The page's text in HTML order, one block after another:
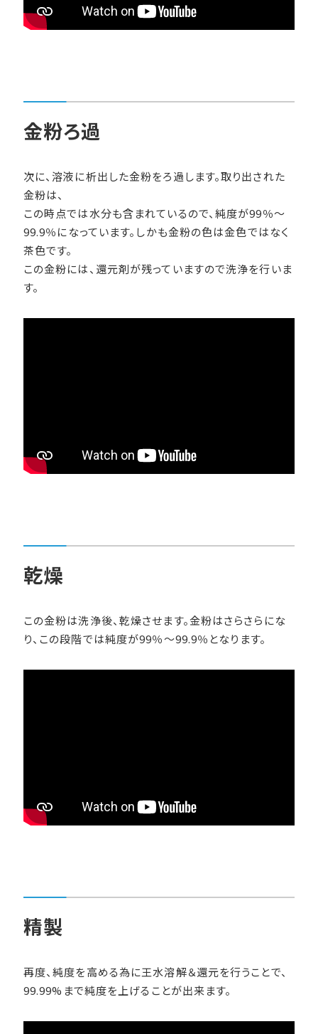
金粉ろ過
次に、溶液に析出した金粉をろ過します。取り出された
金粉は、
この時点では水分も含まれているので、純度が99％～
99.9％になっています。しかも金粉の色は金色ではなく
茶色です。
この金粉には、還元剤が残っていますので洗浄を行いま
す。
乾燥
この金粉は洗浄後、乾燥させます。金粉はさらさらにな
り、この段階では純度が99％～99.9％となります。
精製
再度、純度を高める為に王水溶解＆還元を行うことで、
99.99%まで純度を上げることが出来ます。